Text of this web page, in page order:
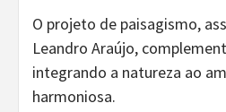
O projeto de paisagismo,
Leandro Araújo,
integrando a natureza ao
harmoniosa.